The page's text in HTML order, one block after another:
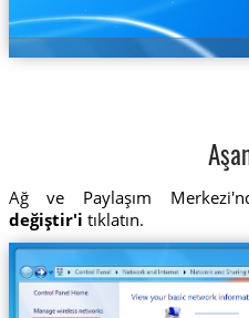
Ağ ve Paylaşım
değiştir'i tıklatın.